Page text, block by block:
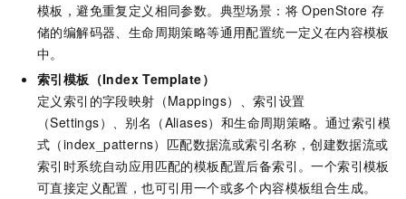
模板，避免重复定义相同参数。典型场景：将 OpenStore 存
储的编解码器、生命周期策略等通用配置统一定义在内容模板
中。
索引模板（Index Template）
定义索引的字段映射（Mappings）、索引设置
（Settings）、别名（Aliases）和生命周期策略。通过索引模
式（index_patterns）匹配数据流或索引名称，创建数据流或
索引时系统自动应用匹配的模板配置后备索引。一个索引模板
可直接定义配置，也可引用一个或多个内容模板组合生成。